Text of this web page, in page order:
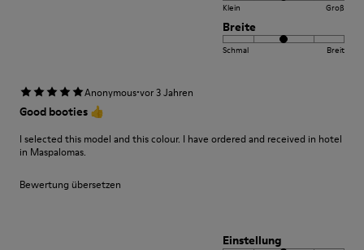
Klein Groß
Breite
Schmal Breit
Anonymous·vor 3 Jahren
Good booties 👍
I selected this model and this colour. I have ordered and received in hotel
in Maspalomas.
Bewertung übersetzen
Einstellung